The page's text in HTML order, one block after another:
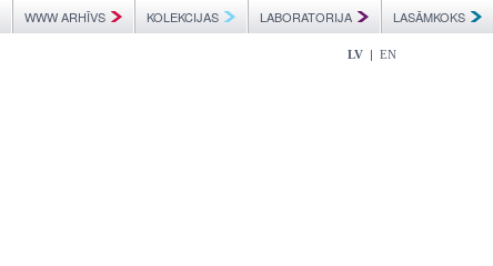
WWW ARHĪVS KOLEKCIJAS LABORATORIJA LASĀMKOKS
LV | EN